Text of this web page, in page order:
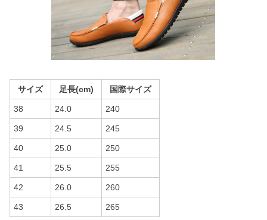
サイズ 足長(cm) 国際サイズ
38 24.0 240
39 24.5 245
40 25.0 250
41 25.5 255
42 26.0 260
43 26.5 265